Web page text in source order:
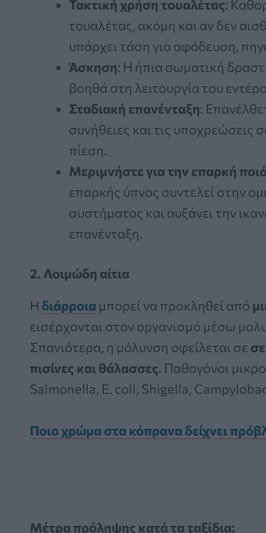
Τακτική χρήση τουαλέτας:
τουαλέτας, ακόμη και αν δεν
υπάρχει τάση για αφόδευση,
Άσκηση: Η ήπια σωματική
βοηθά στη λειτουργία του
Σταδιακή επανένταξη:
συνήθειες και τις υποχρεώσεις
πίεση.
Μεριμνήστε για την επαρκή
επαρκής ύπνος συντελεί στην
συστήματος και αυξάνει την
επανένταξη.
2. Λοιμώδη αίτια
Η διάρροια μπορεί να προκληθεί από
εισέρχονται στον οργανισμό μέσω
Σπανιότερα, η μόλυνση οφείλεται σε
πισίνες και θάλασσες. Παθογόνοι
Salmonella, E. coli, Shigella,
Ποιο χρώμα στα κόπρανα δείχνει
Μέτρα πρόληψης κατά τα ταξίδια: